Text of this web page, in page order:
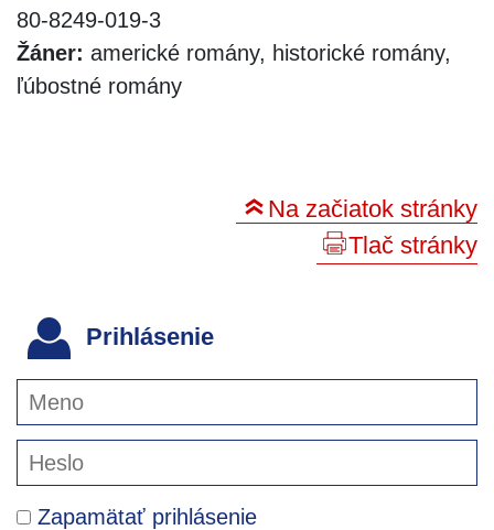
80-8249-019-3
Žáner: americké romány, historické romány,
ľúbostné romány
Na začiatok stránky
Tlač stránky
Prihlásenie
Zapamätať prihlásenie